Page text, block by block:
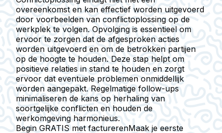
overeenkomst en kan effectief worden uitgevoerd
door voorbeelden van conflictoplossing op de
werkplek te volgen. Opvolging is essentieel om
ervoor te zorgen dat de afgesproken acties
worden uitgevoerd en om de betrokken partijen
op de hoogte te houden. Deze stap helpt om
positieve relaties in stand te houden en zorgt
ervoor dat eventuele problemen onmiddellijk
worden aangepakt. Regelmatige follow-ups
minimaliseren de kans op herhaling van
soortgelijke conflicten en houden de
werkomgeving harmonieus.
Begin GRATIS met facturerenMaak je eerste